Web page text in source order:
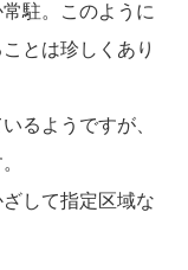
駐。このように
とは珍しくあり
るようですが、
して指定区域な